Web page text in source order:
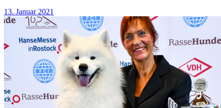
13. Januar 2021